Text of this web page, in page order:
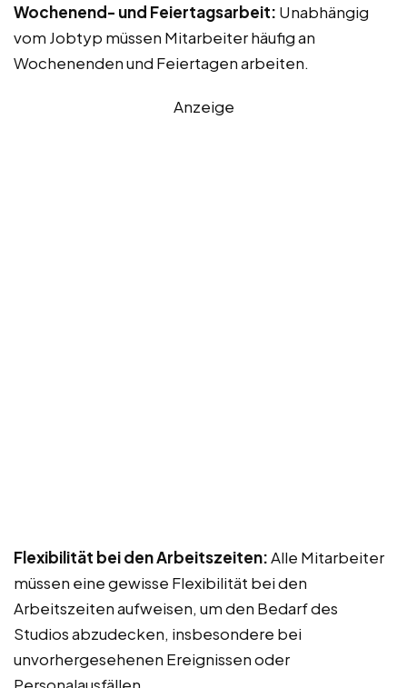
Wochenend- und Feiertagsarbeit: Unabhängig
vom Jobtyp müssen Mitarbeiter häufig an
Wochenenden und Feiertagen arbeiten.
Anzeige
Flexibilität bei den Arbeitszeiten:Alle Mitarbeiter
müssen eine gewisse Flexibilität bei den
Arbeitszeiten aufweisen, um den Bedarf des
Studios abzudecken, insbesondere bei
unvorhergesehenen Ereignissen oder